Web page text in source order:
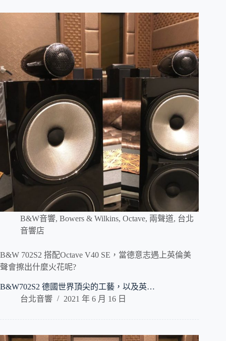
B&W音響, Bowers & Wilkins, Octave, 兩聲道, 台北
音響店
B&W 702S2 搭配Octave V40 SE，當德意志遇上英倫美
聲會擦出什麼火花呢?
B&W702S2 德國世界頂尖的工藝，以及英…
台北音響
2021 年 6 月 16 日